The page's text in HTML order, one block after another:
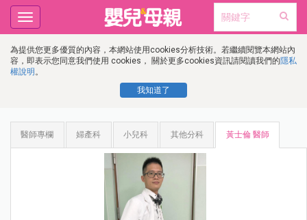
為提供您更多優質的內容，本網站使用cookies分析技術。若繼續閱覽本網站內
容，即表示您同意我們使用 cookies， 關於更多cookies資訊請閱讀我們的隱私
權說明 。
我知道了
Toggle
navigation
醫師專欄 婦產科 小兒科 其他分科 黃士倫 醫師